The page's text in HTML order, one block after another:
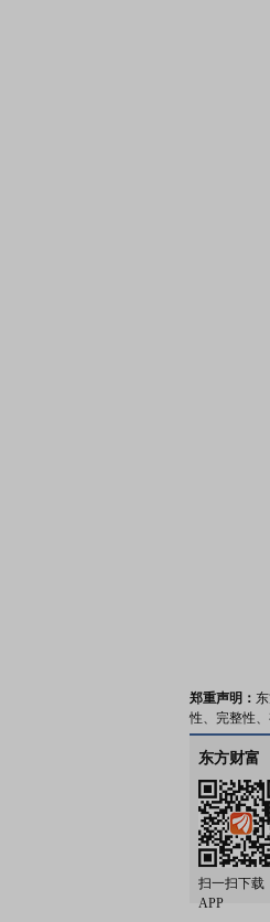
郑重声明：
性、完整性
东方财富
扫一扫下载
APP